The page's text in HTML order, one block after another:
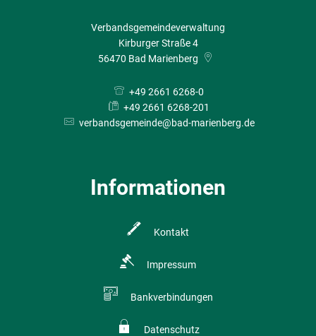
Verbandsgemeindeverwaltung
Kirburger Straße 4
56470 Bad Marienberg
+49 2661 6268-0
+49 2661 6268-201
verbandsgemeinde@bad-marienberg.de
Informationen
Kontakt
Impressum
Bankverbindungen
Datenschutz